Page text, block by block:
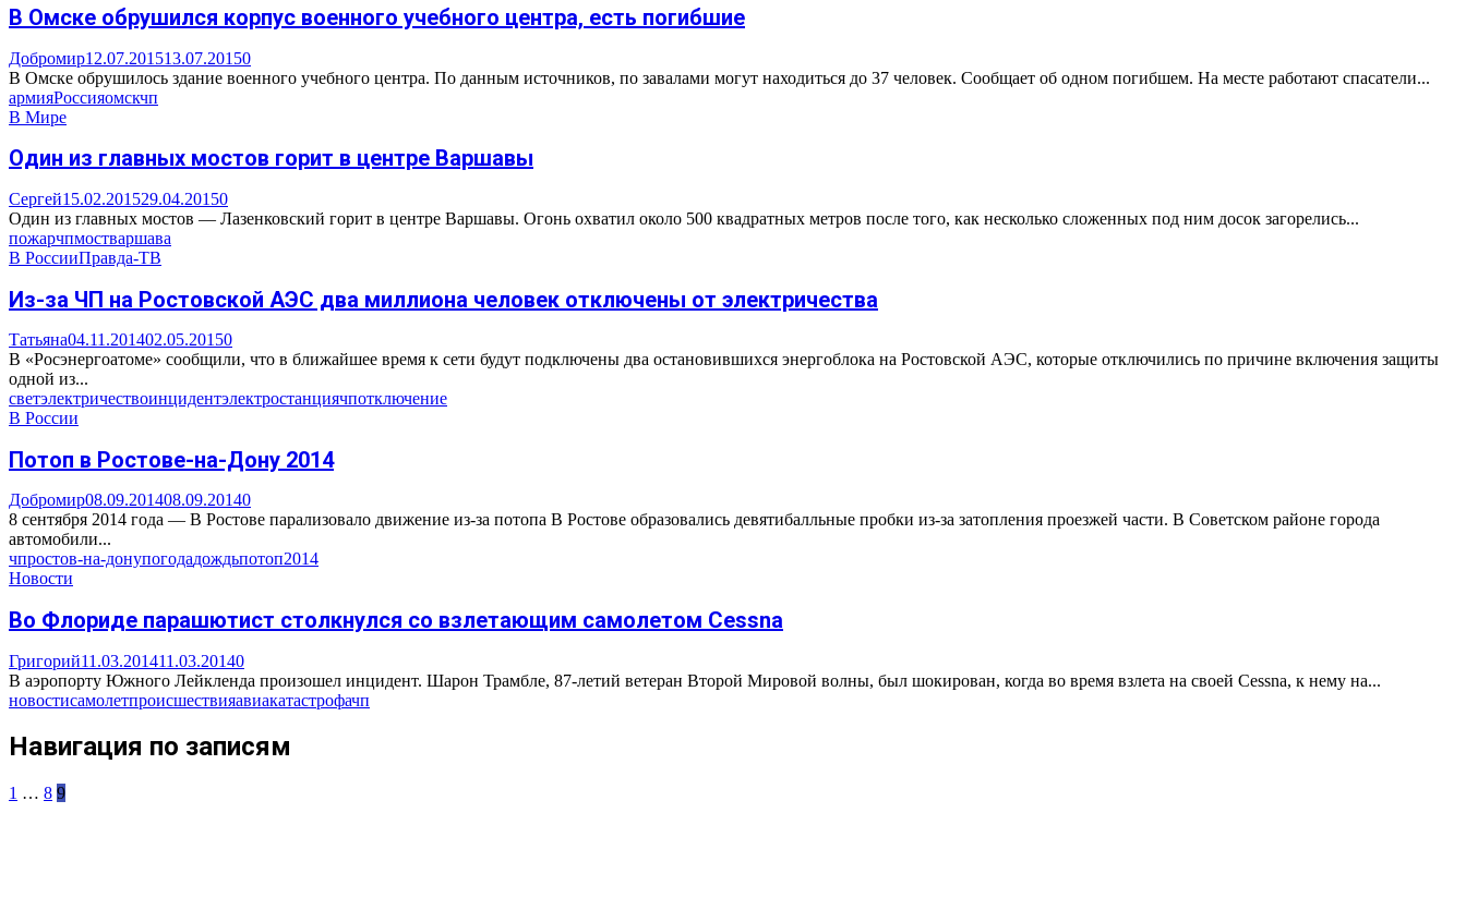
В Омске обрушился корпус военного учебного центра, есть погибшие
Добромир12.07.201513.07.20150
В Омске обрушилось здание военного учебного центра. По данным источников, по завалами могут находиться до 37 человек. Сообщает об одном погибшем. На месте работают спасатели...
армияРоссияомскчп
В Мире
Один из главных мостов горит в центре Варшавы
Сергей15.02.201529.04.20150
Один из главных мостов — Лазенковский горит в центре Варшавы. Огонь охватил около 500 квадратных метров после того, как несколько сложенных под ним досок загорелись...
пожарчпмостваршава
В РоссииПравда-ТВ
Из-за ЧП на Ростовской АЭС два миллиона человек отключены от электричества
Татьяна04.11.201402.05.20150
В «Росэнергоатоме» сообщили, что в ближайшее время к сети будут подключены два остановившихся энергоблока на Ростовской АЭС, которые отключились по причине включения защиты
одной из...
светэлектричествоинцидентэлектростанциячпотключение
В России
Потоп в Ростове-на-Дону 2014
Добромир08.09.201408.09.20140
8 сентября 2014 года — В Ростове парализовало движение из-за потопа В Ростове образовались девятибалльные пробки из-за затопления проезжей части. В Советском районе города
автомобили...
чпростов-на-донупогодадождьпотоп2014
Новости
Во Флориде парашютист столкнулся со взлетающим самолетом Cessna
Григорий11.03.201411.03.20140
В аэропорту Южного Лейкленда произошел инцидент. Шарон Трамбле, 87-летий ветеран Второй Мировой волны, был шокирован, когда во время взлета на своей Cessna, к нему на...
новостисамолетпроисшествияавиакатастрофачп
Навигация по записям
1 … 8 9